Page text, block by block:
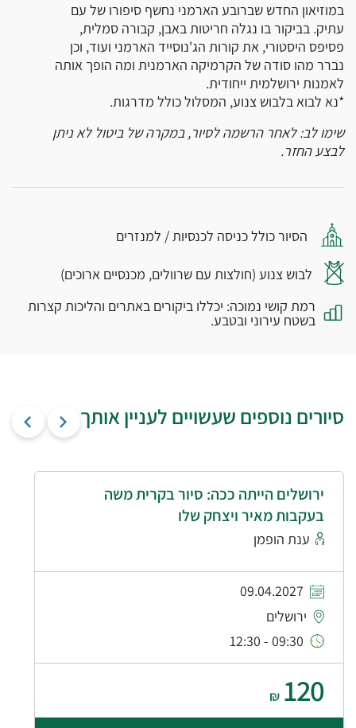
במוזיאון החדש שברובע הארמני נחשף סיפורו של עם
עתיק. בביקור בו נגלה חריטות באבן, קבורה סמלית,
פסיפס היסטורי, את קורות הג'נוסייד הארמני ועוד, וכן
נברר מהו סודה של הקרמיקה הארמנית ומה הופך אותה
לאמנות ירושלמית ייחודית.
*נא לבוא בלבוש צנוע, המסלול כולל מדרגות.
שימו לב: לאחר הרשמה לסיור, במקרה של ביטול לא ניתן
לבצע החזר.
הסיור כולל כניסה לכנסיות / למנזרים
לבוש צנוע (חולצות עם שרוולים, מכנסיים ארוכים)
רמת קושי נמוכה: יכללו ביקורים באתרים והליכות קצרות
בשטח עירוני ובטבע.
סיורים נוספים שעשויים לעניין אותך
ירושלים הייתה ככה: סיור בקרית משה
בעקבות מאיר ויצחק שלו
ענת הופמן
09.04.2027
ירושלים
09:30 - 12:30
120
₪